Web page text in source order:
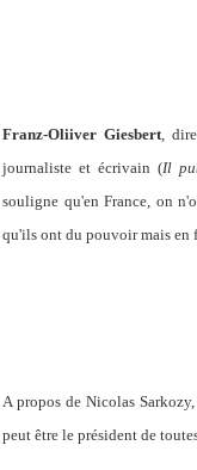
Franz-Oliiver Giesbert,
journaliste et écrivain (Il
souligne qu'en France, on
qu'ils ont du pouvoir mais en
A propos de Nicolas
peut être le président de